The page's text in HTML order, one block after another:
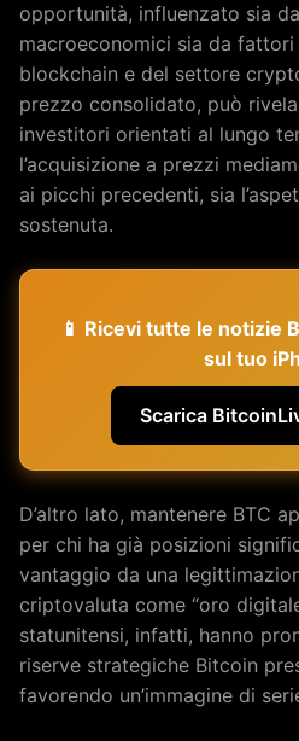
opportunità, influenzato sia
macroeconomici sia da
blockchain e del settore
prezzo consolidato, può
investitori orientati al lungo
l’acquisizione a prezzi
ai picchi precedenti, sia
sostenuta.
📱 Ricevi tutte le notizie
sul tuo
Scarica
D’altro lato, mantenere BTC
per chi ha già posizioni
vantaggio da una
criptovaluta come “oro
statunitensi, infatti, hanno
riserve strategiche Bitcoin
favorendo un’immagine di